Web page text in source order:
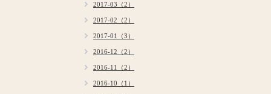
2017-03（2）
2017-02（2）
2017-01（3）
2016-12（2）
2016-11（2）
2016-10（1）